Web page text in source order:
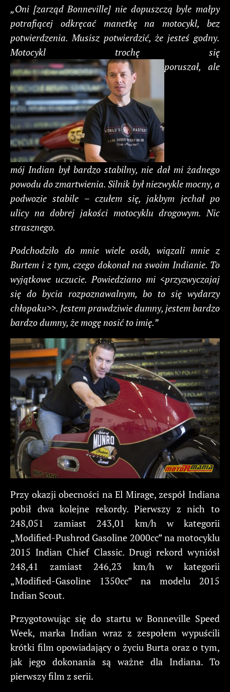
„Oni [zarząd Bonneville] nie dopuszczą byle małpy
potrafiącej odkręcać manetkę na motocykl, bez
potwierdzenia. Musisz potwierdzić, że jesteś godny.
Motocykl trochę się
poruszał, ale
mój Indian był bardzo stabilny, nie dał mi żadnego
powodu do zmartwienia. Silnik był niezwykle mocny, a
podwozie stabile – czułem się, jakbym jechał po
ulicy na dobrej jakości motocyklu drogowym. Nic
strasznego.
Podchodziło do mnie wiele osób, wiązali mnie z
Burtem i z tym, czego dokonał na swoim Indianie. To
wyjątkowe uczucie. Powiedziano mi <przyzwyczajaj
się do bycia rozpoznawalnym, bo to się wydarzy
chłopaku>>. Jestem prawdziwie dumny, jestem bardzo
bardzo dumny, że mogę nosić to imię.”
Przy okazji obecności na El Mirage, zespół Indiana
pobił dwa kolejne rekordy. Pierwszy z nich to
248,051 zamiast 243,01 km/h w kategorii
„Modified-Pushrod Gasoline 2000cc” na motocyklu
2015 Indian Chief Classic. Drugi rekord wyniósł
248,41 zamiast 246,23 km/h w kategorii
„Modified-Gasoline 1350cc” na modelu 2015
Indian Scout.
Przygotowując się do startu w Bonneville Speed
Week, marka Indian wraz z zespołem wypuścili
krótki film opowiadający o życiu Burta oraz o tym,
jak jego dokonania są ważne dla Indiana. To
pierwszy film z serii.